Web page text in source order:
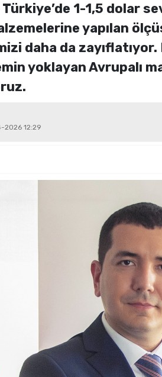
1-1,5 dolar
yapılan
daha da zayıflatıyor.
yoklayan Avrupalı
2026 12:29